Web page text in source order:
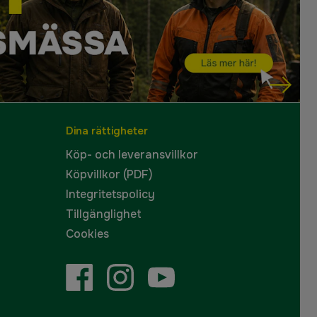
Dina rättigheter
Köp- och leveransvillkor
Köpvillkor (PDF)
Integritetspolicy
Tillgänglighet
Cookies